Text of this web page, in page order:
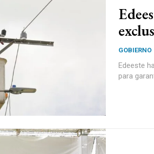
GOBIERNO
Edeeste
para